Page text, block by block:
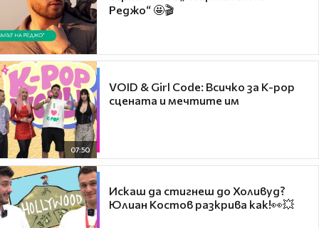
Реджо“ 🤩🎬
07:50
VOID & Girl Code: Всичко за K-pop
сцената и мечтите им
Искаш да стигнеш до Холивуд?
Юлиан Костов разкрива как!👀💥